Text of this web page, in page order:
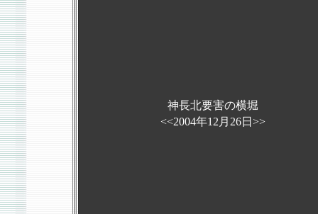
神長北要害の横堀
<<2004年12月26日>>